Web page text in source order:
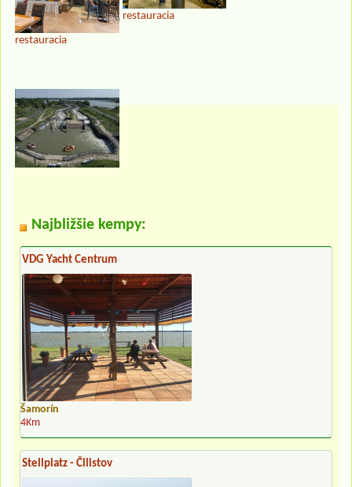
restauracia
restauracia
Najbližšie kempy:
VDG Yacht Centrum
Šamorín
4Km
Stellplatz - Čilistov